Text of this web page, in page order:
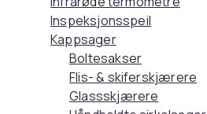
Inspeksjonsspeil
Kappsager
Boltesakser
Flis- & skiferskjærere
Glassskjærere